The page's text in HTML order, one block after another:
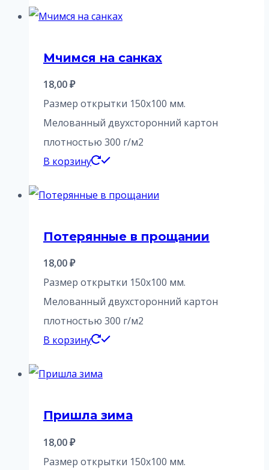
Мчимся на санках
18,00₽
Размер открытки 150х100 мм.
Мелованный двухсторонний картон
плотностью 300 г/м2
В корзину
Потерянные в прощании
18,00₽
Размер открытки 150х100 мм.
Мелованный двухсторонний картон
плотностью 300 г/м2
В корзину
Пришла зима
18,00₽
Размер открытки 150х100 мм.